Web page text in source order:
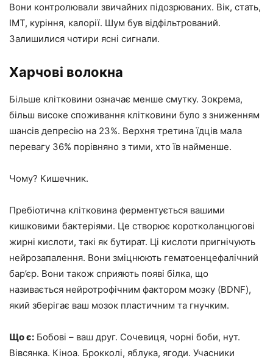
Вони контролювали звичайних підозрюваних. Вік, стать,
ІМТ, куріння, калорії. Шум був відфільтрований.
Залишилися чотири ясні сигнали.
Харчові волокна
Більше клітковини означає менше смутку. Зокрема,
більш високе споживання клітковини було з зниженням
шансів депресію на 23%. Верхня третина їдців мала
перевагу 36% порівняно з тими, хто їв найменше.
Чому? Кишечник.
Пребіотична клітковина ферментується вашими
кишковими бактеріями. Це створює коротколанцюгові
жирні кислоти, такі як бутират. Ці кислоти пригнічують
нейрозапалення. Вони зміцнюють гематоенцефалічний
бар’єр. Вони також сприяють появі білка, що
називається нейротрофічним фактором мозку (BDNF),
який зберігає ваш мозок пластичним та гнучким.
Що є: Бобові – ваш друг. Сочевиця, чорні боби, нут.
Вівсянка. Кіноа. Брокколі, яблука, ягоди. Учасники